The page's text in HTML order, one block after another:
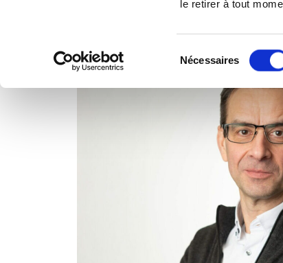
le retirer à tout
Nécessaires